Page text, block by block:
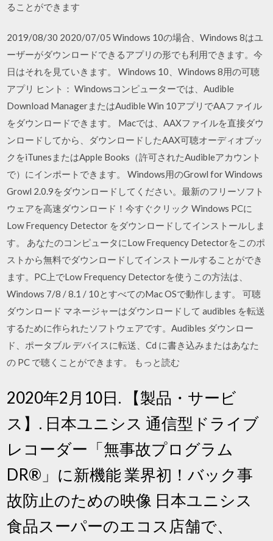
ることができます
2019/08/30 2020/07/05 Windows 10の場合、Windows 8はユ
ーザーがダウンロードできるアプリの形でも利用できます。今
日はそれを見ていきます。 Windows 10、Windows 8用の可聴
アプリ ヒント： Windowsコンピューターでは、Audible
Download ManagerまたはAudible Win 10アプリでAAファイル
をダウンロードできます。 Macでは、AAXファイルを直接ダウ
ンロードしてから、ダウンロードしたAAX可聴オーディオブッ
クをiTunesまたはApple Books（許可されたAudibleアカウント
で）にインポートできます。 Windows用のGrowl for Windows
Growl 2.0.9をダウンロードしてください。最新のフリーソフト
ウェアを高速ダウンロード！今すぐクリック Windows PCに
Low Frequency Detector をダウンロードしてインストールしま
す。 あなたのコンピュータにLow Frequency Detectorをこのポ
ストから無料でダウンロードしてインストールすることができ
ます。PC上でLow Frequency Detectorを使うこの方法は、
Windows 7/8 / 8.1 / 10とすべてのMac OSで動作します。 可聴
ダウンロード マネージャーはダウンロードして audibles を転送
するために作られたソフトウェアです。Audibles ダウンロー
ド、ポータブル デバイスに転送、Cd に書き込みまたはあなた
の PC で聴くことができます。 もっと読む
2020年2月10日. 【製品・サービ
ス】. 日本ユニシス 通信型ドライブ
レコーダー「無事故プログラム
DR®」に新機能 業界初！バック事
故防止のための映像 日本ユニシス
食品スーパーのエコス店舗で、